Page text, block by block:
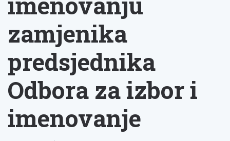
zamjenika
predsjednika
Odbora za izbor i
imenovanje